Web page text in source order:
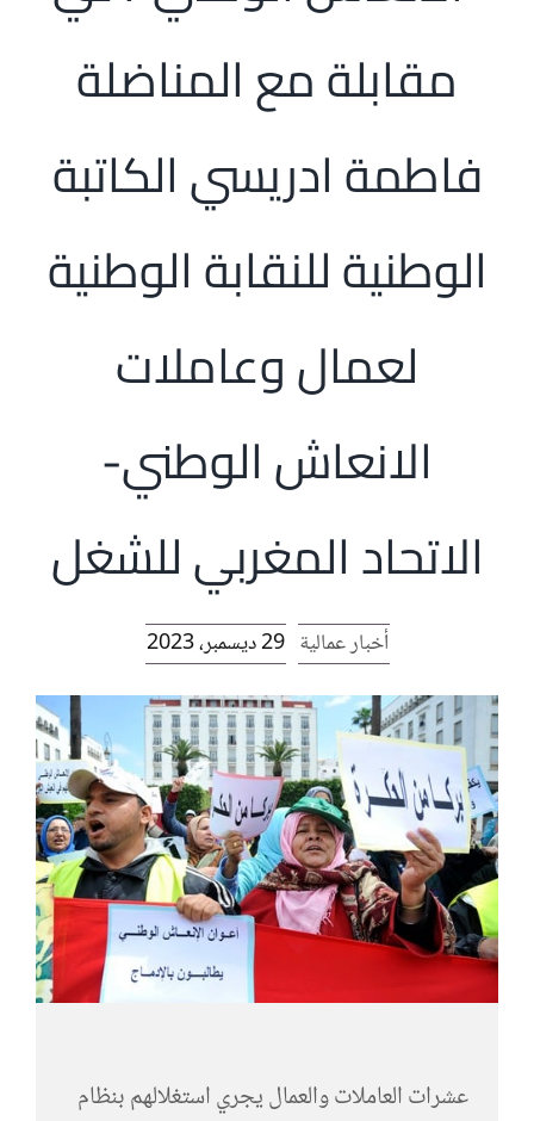
روابط
مقابلة مع المناضلة
فاطمة ادريسي الكاتبة
الوطنية للنقابة الوطنية
لعمال وعاملات
الانعاش الوطني-
الاتحاد المغربي للشغل
أخبار عمالية 29 ديسمبر، 2023
عشرات العاملات والعمال يجري استغلالهم بنظام